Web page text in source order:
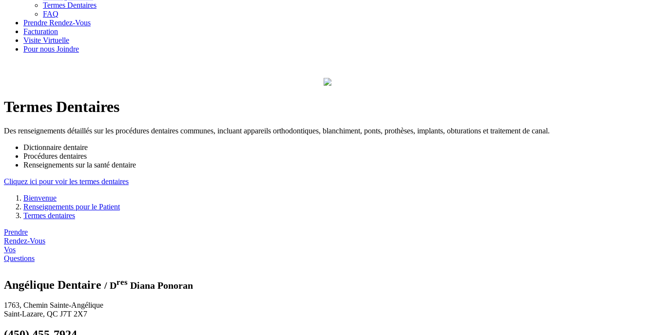
Termes Dentaires
FAQ
Prendre Rendez-Vous
Facturation
Visite Virtuelle
Pour nous Joindre
Termes Dentaires
Des renseignements détaillés sur les procédures dentaires communes, incluant appareils orthodontiques, blanchiment, ponts, prothèses, implants, obturations et traitement de canal.
Dictionnaire dentaire
Procédures dentaires
Renseignements sur la santé dentaire
Cliquez ici pour voir les termes dentaires
Bienvenue
Renseignements pour le Patient
Termes dentaires
Prendre
Rendez-Vous
Vos
Questions
Angélique Dentaire / Dres Diana Ponoran
1763, Chemin Sainte-Angélique
Saint-Lazare, QC J7T 2X7